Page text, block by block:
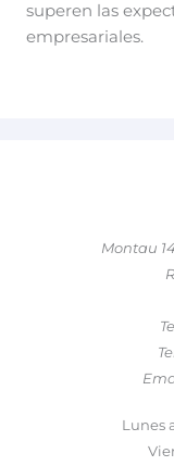
superen las
empresariales.
Montau
Lunes